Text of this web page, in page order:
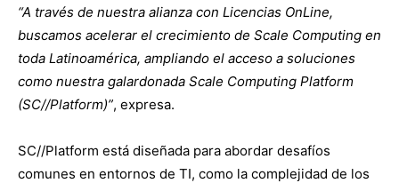
“A través de nuestra alianza con Licencias OnLine,
buscamos acelerar el crecimiento de Scale Computing en
toda Latinoamérica, ampliando el acceso a soluciones
como nuestra galardonada Scale Computing Platform
(SC//Platform)”, expresa.
SC//Platform está diseñada para abordar desafíos
comunes en entornos de TI, como la complejidad de los